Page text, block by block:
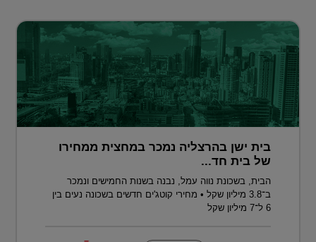
בית ישן בהרצליה נמכר במחצית ממחירו
של בית חד...
הבית, בשכונת נווה עמל, נבנה בשנות החמישים ונמכר
ב־3.8 מיליון שקל • מחירי קוטג'ים חדשים בשכונה נעים בין
6 ל־7 מיליון שקל